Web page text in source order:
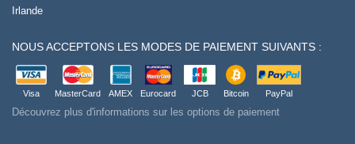
Irlande
NOUS ACCEPTONS LES MODES DE PAIEMENT SUIVANTS :
Visa MasterCard AMEX Eurocard JCB Bitcoin PayPal
Découvrez plus d'informations sur les options de paiement